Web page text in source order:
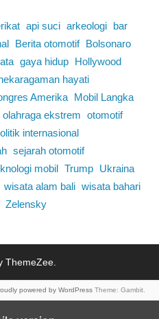
api suci arkeologi
bar
Berita otomotif
Bolsonaro
gaya hidup
Hollywood
hayati
Amerika
Mobil Langka
olahraga ekstrem otomotif
internasional
sejarah otomotif
mobil Trump
Ukraina
wisata alam bali wisata bahari
Zelensky
ThemeZee.
powered by WordPress Theme: Gambit.